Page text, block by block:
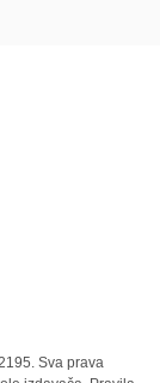
Sva prava